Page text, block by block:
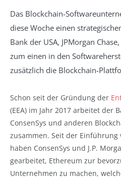
Das Blockchain-
diese Woche einen
Bank der USA, JPMorgan
zum einen in den
zusätzlich die Blockchain-
Schon seit der Gründung der
(EEA) im Jahr 2017 arbeitet der
ConsenSys und anderen
zusammen. Seit der Einführung
haben ConsenSys und J.P.
gearbeitet, Ethereum zur
Unternehmen zu machen,